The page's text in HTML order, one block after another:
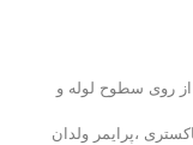
از روی سطوح لوله و
،پرایمر ولدان